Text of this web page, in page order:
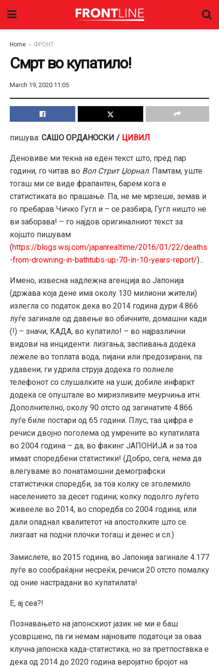
Home ФРОНТ
Смрт во купатило!
March 19, 2020 11:05
пишува: САШО ОРДАНОСКИ / ЦИВИЛ
Деновиве ми текна на еден текст што, пред пар
години, го читав во Вол Стрит Џорнал. Памтам, уште
тогаш ми се виде фрапантен, барем кога е
статистиката во прашање. Па, не ме мрзеше, земав и
го пребарав Чичко Гугл и – се разбира, Гугл ништо не
ви заборава! – го најдов оригиналниот текст за
којшто пишувам
(https://blogs.wsj.com/japanrealtime/2016/01/22/deaths
-from-drowning-in-bathtubs-up-70-in-10-years-report/)…
Имено, извесна надлежна агенција во Јапонија
(држава која дене има околу 130 милиони жители)
излегла со податок дека во 2014 година дури 4.866
луѓе загинале од давење во обичните, домашни кади
(!) – значи, КАДА, во купатило! – во најразлични
видови на инциденти: лизгања; заспивања додека
лежеле во топлата вода, пијани или предозирани, па
удавени; ги удрила струја додека го полнеле
телефонот со слушалките на уши; добиле инфаркт
додека се опуштале во миризливите меурчиња итн.
Дополнително, околу 90 отсто од загинатите 4.866
луѓе биле постари од 65 години. Плус, таа цифра е
речиси двојно поголема од умрените во купатилата
во 2004 година – да, во факинг ЈАПОНИЈА и за тоа
имаат споредбени статистики! (Добро, сега, нема да
влегуваме во понатамошни демографски
статистички споредби, за тоа колку се зголемило
населението за десет години; колку подолго луѓето
живееле во 2014, во споредба со 2004 година; или
дали опаднал квалитетот на апостолките што се
лизгаат на подни плочки тогаш и денес и сл.)
Замислете, во 2015 година, во Јапонија загинале 4.177
луѓе во сообраќајни несреќи, речиси 20 отсто помалку
од оние настрадани во купатилата!
Е, ај сеа?!
Познавањето на јапонскиот јазик не ми е баш
усовршено, па ги немам најновите податоци за оваа
клучна јапонска када-статистика, но за претпоставка е
дека од 2014 до 2020 година веројатно бројот на